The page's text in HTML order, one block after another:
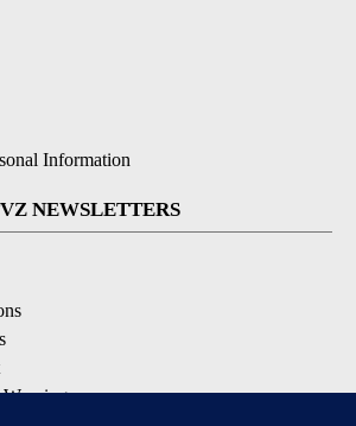
Information
NEWSLETTERS